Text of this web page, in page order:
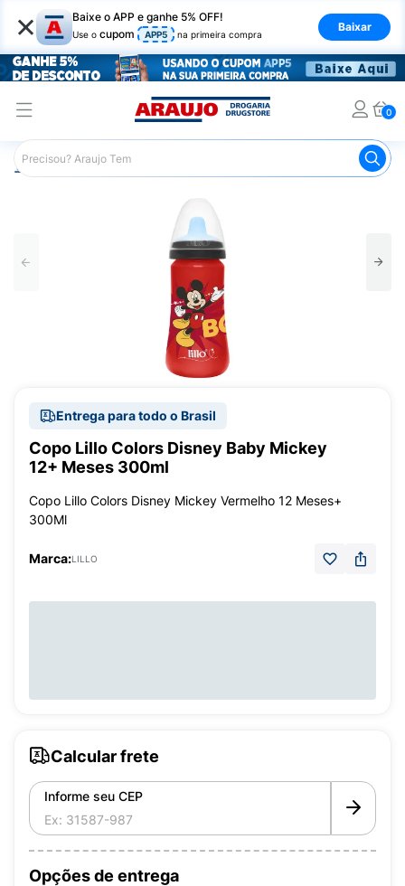
× Baixe o APP e ganhe 5% OFF!
Use o cupom APP5 na primeira compra
Baixar
0
Araujo Infantil Acessórios para Alimentação Infantil
Entrega para todo o Brasil
Copo Lillo Colors Disney Baby Mickey
12+ Meses 300ml
Copo Lillo Colors Disney Mickey Vermelho 12 Meses+
300Ml
Marca:LILLO
Calcular frete
Informe seu CEP
Opções de entrega